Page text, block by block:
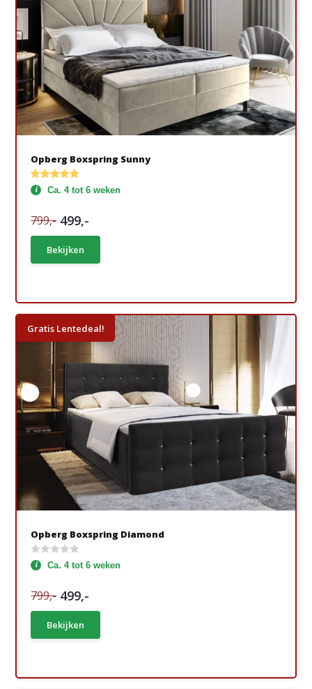
Opberg Boxspring Sunny
Ca. 4 tot 6 weken
799,- 499,-
Bekijken
Gratis Lentedeal!
Opberg Boxspring Diamond
Ca. 4 tot 6 weken
799,- 499,-
Bekijken